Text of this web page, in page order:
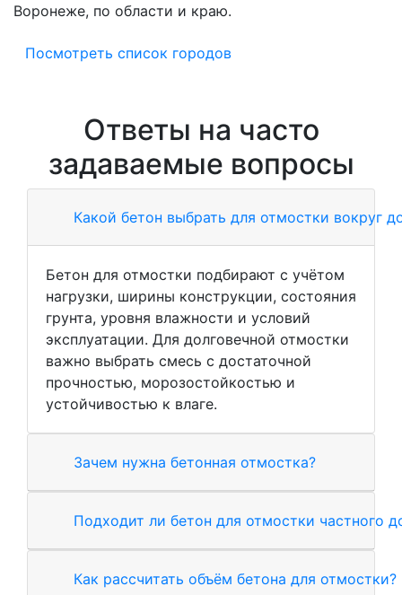
Воронеже, по области и краю.
Посмотреть список городов
Ответы на часто
задаваемые вопросы
Какой бетон выбрать для отмостки вокруг
Бетон для отмостки подбирают с учётом
нагрузки, ширины конструкции, состояния
грунта, уровня влажности и условий
эксплуатации. Для долговечной отмостки
важно выбрать смесь с достаточной
прочностью, морозостойкостью и
устойчивостью к влаге.
Зачем нужна бетонная отмостка?
Подходит ли бетон для отмостки частного
Как рассчитать объём бетона для отмостки?